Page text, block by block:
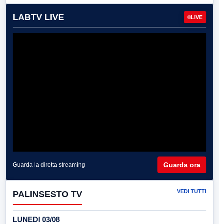
LABTV LIVE LIVE
Guarda la diretta streaming Guarda ora
PALINSESTO TV VEDI TUTTI
LUNEDI 03/08